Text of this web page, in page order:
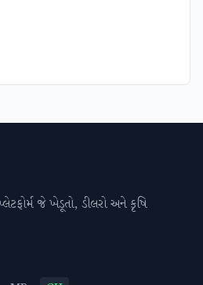
જે ખેડૂતો, ડીલરો અને કૃષિ